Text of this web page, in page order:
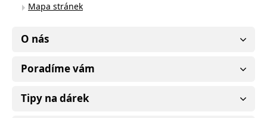
Mapa stránek
O nás
Poradíme vám
Tipy na dárek